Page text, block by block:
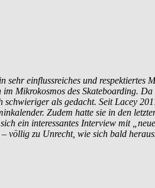
sehr einflussreiches und
Mikrokosmos des Skateboarding.
als gedacht. Seit Lacey
Zudem hatte sie in den
ein interessantes Interview mit
völlig zu Unrecht, wie sich bald